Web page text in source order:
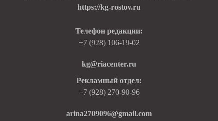
https://kg-rostov.ru
Телефон редакции:
+7 (928) 106-19-02
kg@riacenter.ru
Рекламный отдел:
+7 (928) 270-90-96
arina2709096@gmail.com